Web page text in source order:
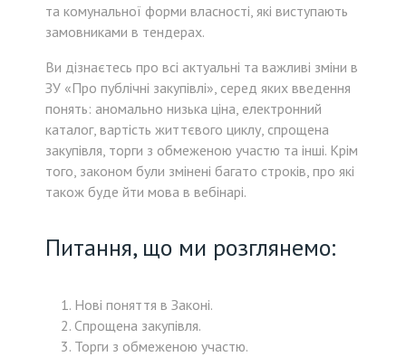
та комунальної форми власності, які виступають
замовниками в тендерах.
Ви дізнаєтесь про всі актуальні та важливі зміни в
ЗУ «Про публічні закупівлі», серед яких введення
понять: аномально низька ціна, електронний
каталог, вартість життєвого циклу, спрощена
закупівля, торги з обмеженою участю та інші. Крім
того, законом були змінені багато строків, про які
також буде йти мова в вебінарі.
Питання, що ми розглянемо:
Нові поняття в Законі.
Спрощена закупівля.
Торги з обмеженою участю.